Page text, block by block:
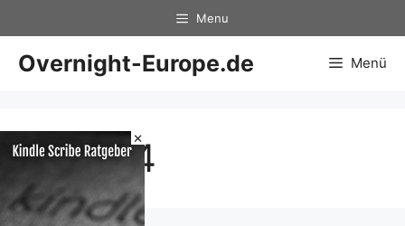
×
Inhalt
springen
Menu
Overnight-Europe.de Menü
644.04